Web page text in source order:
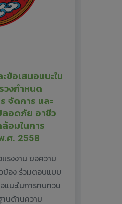
ข้อเสนอแนะใน
วงกำหนด
จัดการ และ
ลอดภัย อาชีว
อมในการ
.ศ. 2558
รงงาน ขอความ
ข้อง ร่วมตอบแบบ
แนะในการทบทวน
นด้านความ